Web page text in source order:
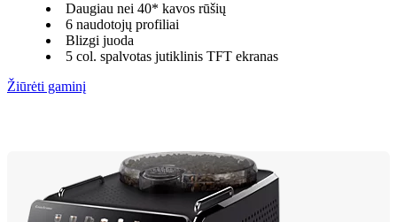
Daugiau nei 40* kavos rūšių
6 naudotojų profiliai
Blizgi juoda
5 col. spalvotas jutiklinis TFT ekranas
Žiūrėti gaminį